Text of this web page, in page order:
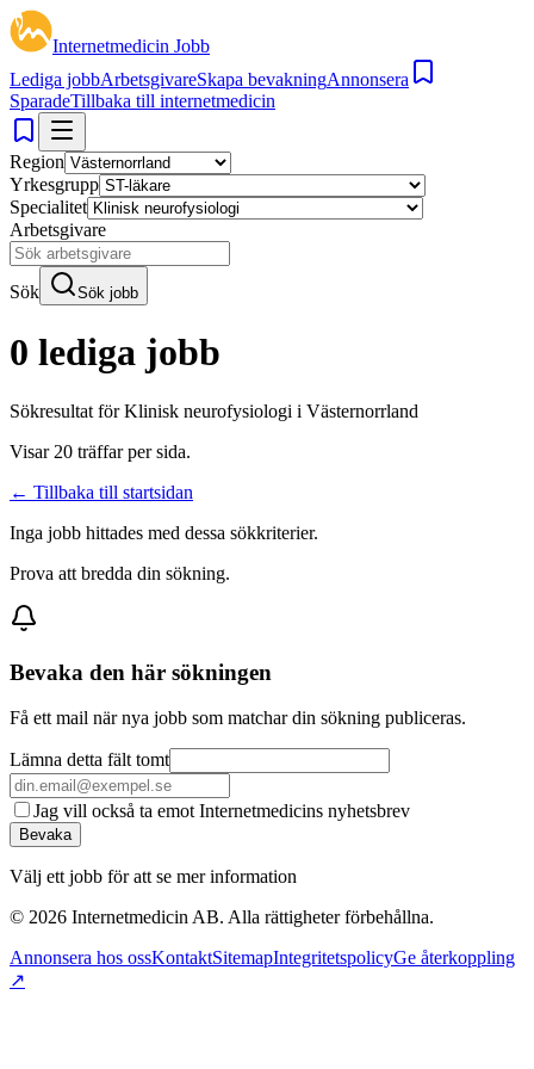
Internetmedicin Jobb
Lediga jobbArbetsgivareSkapa bevakningAnnonsera
SparadeTillbaka till internetmedicin
Region
Yrkesgrupp
Specialitet
Arbetsgivare
Sök Sök jobb
0 lediga jobb
Sökresultat förKlinisk neurofysiologi i Västernorrland
Visar 20 träffar per sida.
← Tillbaka till startsidan
Inga jobb hittades med dessa sökkriterier.
Prova att bredda din sökning.
Bevaka den här sökningen
Få ett mail när nya jobb som matchar din sökning publiceras.
Lämna detta fält tomt
Jag vill också ta emot Internetmedicins nyhetsbrev
Bevaka
Välj ett jobb för att se mer information
© 2026 Internetmedicin AB. Alla rättigheter förbehållna.
Annonsera hos ossKontaktSitemapIntegritetspolicyGe återkoppling
↗